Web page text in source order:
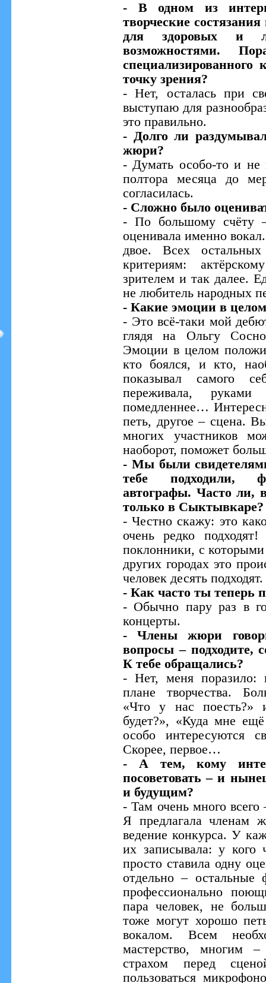
- В одном из
творческие
для здоровых и
возможностями.
точку зрения?
- Нет, осталась при
выступаю для
это правильно.
- Долго ли
жюри?
- Думать особо-то и
полтора месяца до
согласилась.
- Сложно было
- По большому счёту
оценивала именно
двое. Всех
критериям:
зрителем и так далее.
не любитель народных
- Какие эмоции в
- Это всё-таки мой
глядя на Ольгу
Эмоции в целом
кто боялся, и кто,
показывал самого
переживала,
помедленнее…
петь, другое – сцена.
многих участников
наоборот, поможет
- Мы были
тебе подходили,
автографы. Часто ли,
только в Сыктывкаре?
- Честно скажу: это
очень редко
поклонники, с
других городах это
человек десять
- Как часто ты теперь
- Обычно пару раз в
концерты.
- Члены жюри
вопросы – подходите,
К тебе обращались?
- Нет, меня поразило:
плане творчества.
«Что у нас поесть?»
будет?», «Куда мне
особо интересуются
Скорее, первое…
- А тем, кому
посоветовать – и
и будущим?
- Там очень много
Я предлагала членам
ведение конкурса. У
их записывала: у
просто ставила одну
отдельно –
профессионально
пара человек, не
тоже могут хорошо
вокалом. Всем
мастерство, многим –
страхом перед
пользоваться